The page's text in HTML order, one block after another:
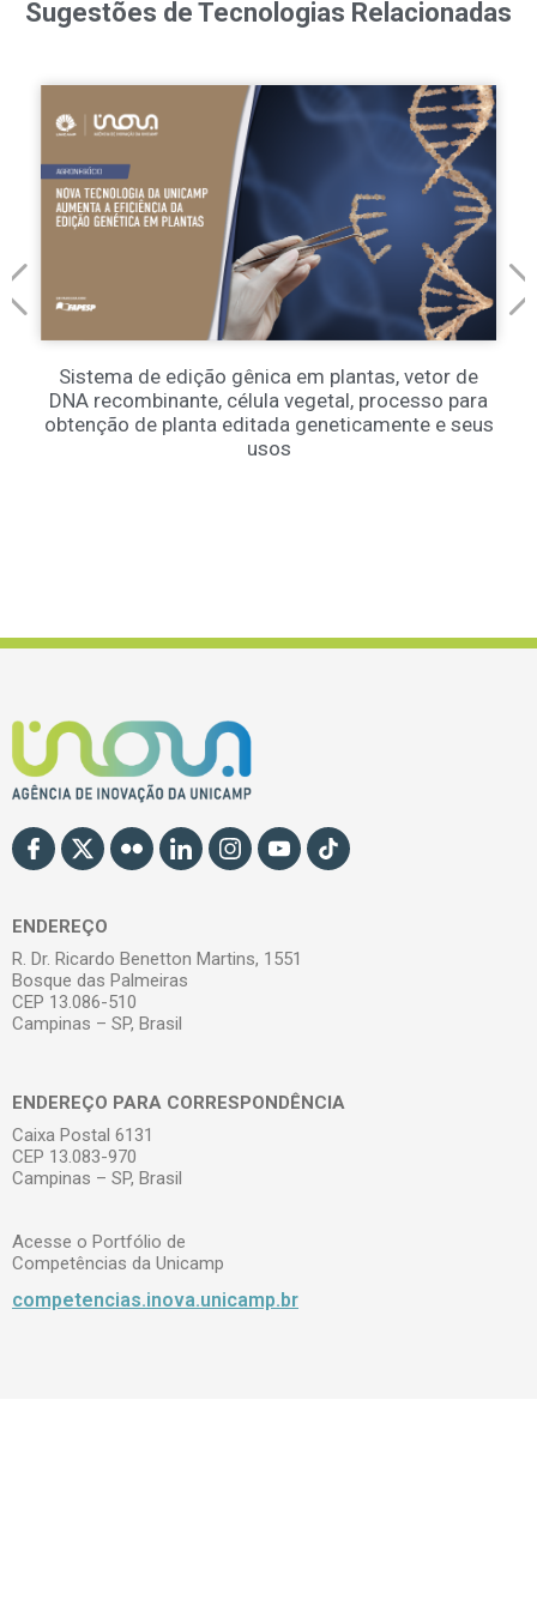
Sugestões de Tecnologias Relacionadas
Sistema de edição gênica em plantas, vetor de
DNA recombinante, célula vegetal, processo para
obtenção de planta editada geneticamente e seus
usos
ENDEREÇO
R. Dr. Ricardo Benetton Martins, 1551
Bosque das Palmeiras
CEP 13.086-510
Campinas – SP, Brasil
ENDEREÇO PARA CORRESPONDÊNCIA
Caixa Postal 6131
CEP 13.083-970
Campinas – SP, Brasil
Acesse o Portfólio de
Competências da Unicamp
competencias.inova.unicamp.br